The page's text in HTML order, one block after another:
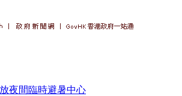
夜間臨時避暑中心